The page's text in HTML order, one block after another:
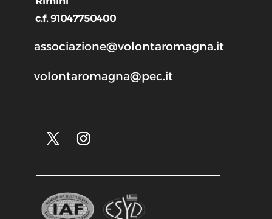
c.f. 91047750400
associazione@volontaromagna.it
volontaromagna@pec.it